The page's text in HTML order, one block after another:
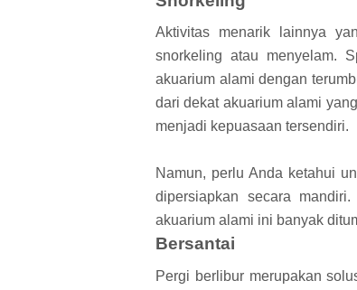
Aktivitas menarik lainnya
snorkeling atau menyelam.
akuarium alami dengan
dari dekat akuarium alami
menjadi kepuasaan tersendiri.
Namun, perlu Anda ketahui
dipersiapkan secara
akuarium alami ini banyak
Bersantai
Pergi berlibur merupakan